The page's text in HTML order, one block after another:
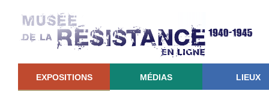
EXPOSITIONS MÉDIAS LIEUX